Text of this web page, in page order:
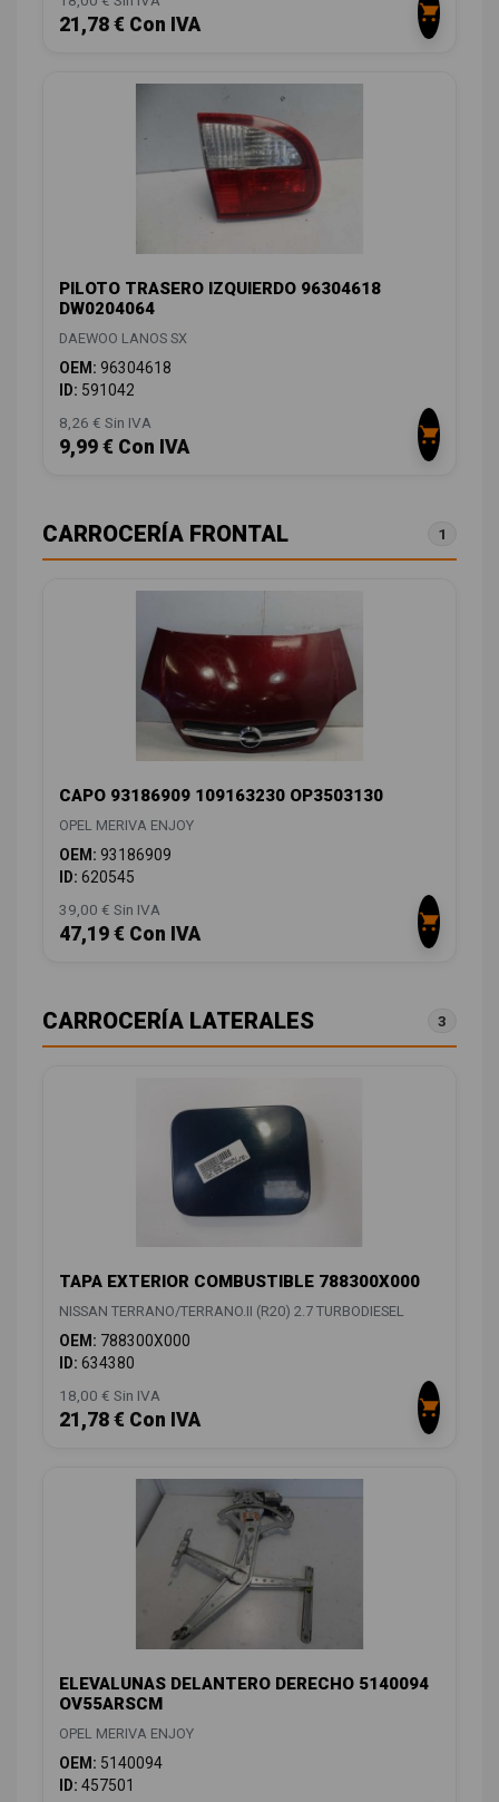
21,78 € Con IVA
PILOTO TRASERO IZQUIERDO 96304618
DW0204064
DAEWOO LANOS SX
OEM: 96304618
ID: 591042
8,26 € Sin IVA
9,99 € Con IVA
CARROCERÍA FRONTAL 1
CAPO 93186909 109163230 OP3503130
OPEL MERIVA ENJOY
OEM: 93186909
ID: 620545
39,00 € Sin IVA
47,19 € Con IVA
CARROCERÍA LATERALES 3
TAPA EXTERIOR COMBUSTIBLE 788300X000
NISSAN TERRANO/TERRANO.II (R20) 2.7 TURBODIESEL
OEM: 788300X000
ID: 634380
18,00 € Sin IVA
21,78 € Con IVA
ELEVALUNAS DELANTERO DERECHO 5140094
OV55ARSCM
OPEL MERIVA ENJOY
OEM: 5140094
ID: 457501